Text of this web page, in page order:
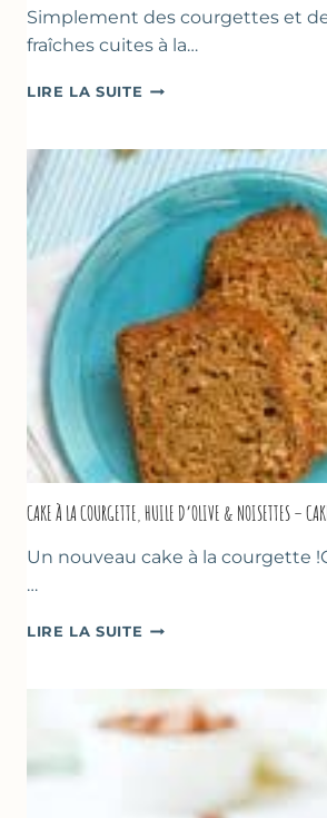
Simplement des courgettes et
fraîches cuites à la…
LIRE LA SUITE POÊLÉE
&
TOMATES
AU
THYM
CAKE À LA COURGETTE, HUILE D’OLIVE & NOISETTES –
Un nouveau cake à la courgette
…
LIRE LA SUITE CAKE
COURGETTE,
HUILE
D’OLIVE